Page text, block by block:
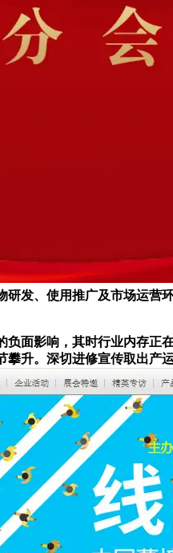
发、使用推广及市场运
影响，其时行业内存正
升。深切进修宣传取出产